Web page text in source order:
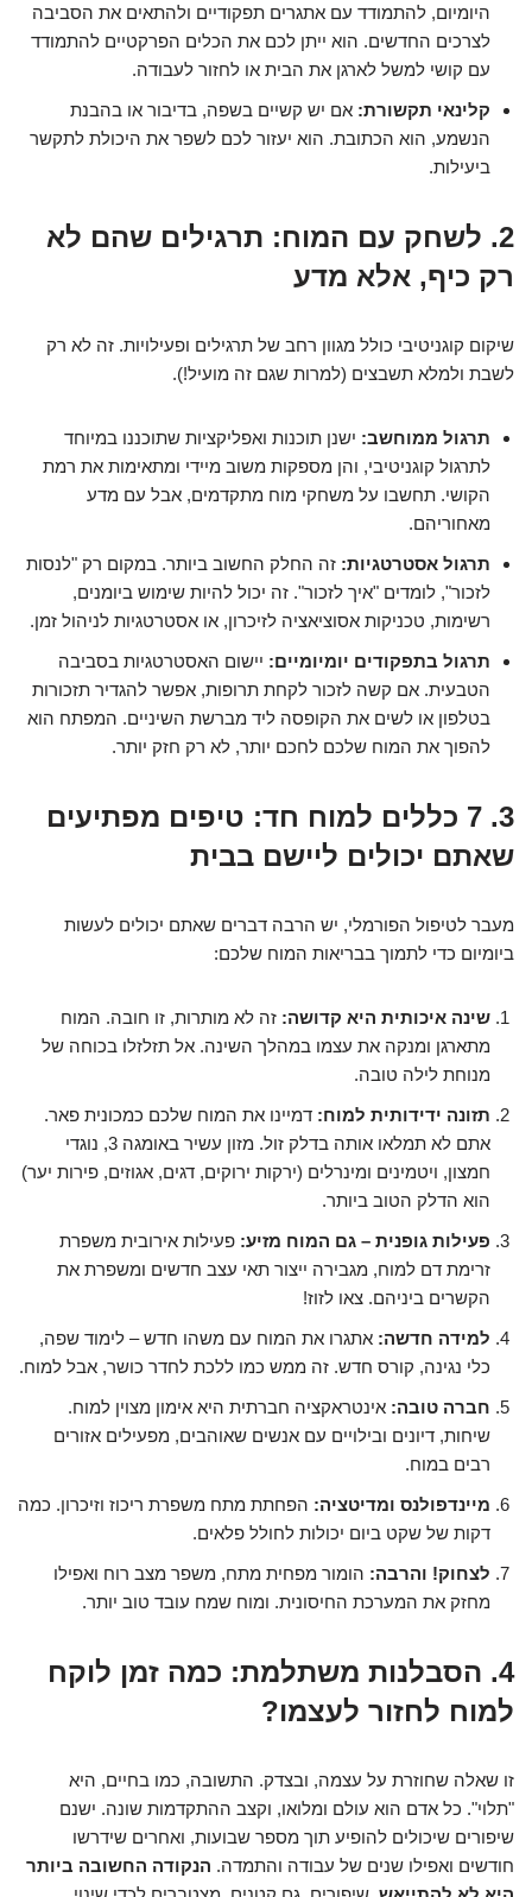
היומיום, להתמודד עם אתגרים תפקודיים ולהתאים את הסביבה
לצרכים החדשים. הוא ייתן לכם את הכלים הפרקטיים להתמודד
עם קושי למשל לארגן את הבית או לחזור לעבודה.
קלינאי תקשורת: אם יש קשיים בשפה, בדיבור או בהבנת
הנשמע, הוא הכתובת. הוא יעזור לכם לשפר את היכולת לתקשר
ביעילות.
2. לשחק עם המוח: תרגילים שהם לא
רק כיף, אלא מדע
שיקום קוגניטיבי כולל מגוון רחב של תרגילים ופעילויות. זה לא רק
לשבת ולמלא תשבצים (למרות שגם זה מועיל!).
תרגול ממוחשב: ישנן תוכנות ואפליקציות שתוכננו במיוחד
לתרגול קוגניטיבי, והן מספקות משוב מיידי ומתאימות את רמת
הקושי. תחשבו על משחקי מוח מתקדמים, אבל עם מדע
מאחוריהם.
תרגול אסטרטגיות: זה החלק החשוב ביותר. במקום רק "לנסות
לזכור", לומדים "איך לזכור". זה יכול להיות שימוש ביומנים,
רשימות, טכניקות אסוציאציה לזיכרון, או אסטרטגיות לניהול זמן.
תרגול בתפקודים יומיומיים: יישום האסטרטגיות בסביבה
הטבעית. אם קשה לזכור לקחת תרופות, אפשר להגדיר תזכורות
בטלפון או לשים את הקופסה ליד מברשת השיניים. המפתח הוא
להפוך את המוח שלכם לחכם יותר, לא רק חזק יותר.
3. 7 כללים למוח חד: טיפים מפתיעים
שאתם יכולים ליישם בבית
מעבר לטיפול הפורמלי, יש הרבה דברים שאתם יכולים לעשות
ביומיום כדי לתמוך בבריאות המוח שלכם:
שינה איכותית היא קדושה: זה לא מותרות, זו חובה. המוח
מתארגן ומנקה את עצמו במהלך השינה. אל תזלזלו בכוחה של
מנוחת לילה טובה.
תזונה ידידותית למוח: דמיינו את המוח שלכם כמכונית פאר.
אתם לא תמלאו אותה בדלק זול. מזון עשיר באומגה 3, נוגדי
חמצון, ויטמינים ומינרלים (ירקות ירוקים, דגים, אגוזים, פירות יער)
הוא הדלק הטוב ביותר.
פעילות גופנית – גם המוח מזיע: פעילות אירובית משפרת
זרימת דם למוח, מגבירה ייצור תאי עצב חדשים ומשפרת את
הקשרים ביניהם. צאו לזוז!
למידה חדשה: אתגרו את המוח עם משהו חדש – לימוד שפה,
כלי נגינה, קורס חדש. זה ממש כמו ללכת לחדר כושר, אבל למוח.
חברה טובה: אינטראקציה חברתית היא אימון מצוין למוח.
שיחות, דיונים ובילויים עם אנשים שאוהבים, מפעילים אזורים
רבים במוח.
מיינדפולנס ומדיטציה: הפחתת מתח משפרת ריכוז וזיכרון. כמה
דקות של שקט ביום יכולות לחולל פלאים.
לצחוק! והרבה: הומור מפחית מתח, משפר מצב רוח ואפילו
מחזק את המערכת החיסונית. ומוח שמח עובד טוב יותר.
4. הסבלנות משתלמת: כמה זמן לוקח
למוח לחזור לעצמו?
זו שאלה שחוזרת על עצמה, ובצדק. התשובה, כמו בחיים, היא
"תלוי". כל אדם הוא עולם ומלואו, וקצב ההתקדמות שונה. ישנם
שיפורים שיכולים להופיע תוך מספר שבועות, ואחרים שידרשו
חודשים ואפילו שנים של עבודה והתמדה. הנקודה החשובה ביותר